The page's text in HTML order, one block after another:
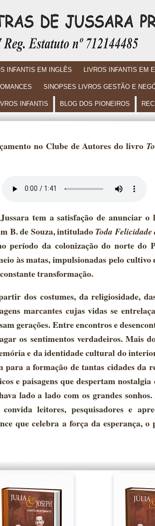
INFANTIS EM INGLÊS LIVROS INFANTIS EM
SINOPSES LIVROS GESTÃO E
INFANTIS BLOG DOS PIONEIROS
no Clube de Autores do livro
tem a satisfação de anunciar o
B. de Souza, intitulado Toda
período da colonização do norte do
às matas, impulsionadas pelo cultivo
transformação.
dos costumes, da religiosidade,
marcantes cujas vidas se
gerações. Entre encontros e
os sentimentos verdadeiros. Mais
e da identidade cultural do
a formação de tantas cidades da
e paisagens que despertam nostalgia
lado a lado com os grandes
leitores, pesquisadores e
que celebra a força da esperança, o